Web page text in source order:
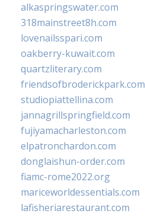
alkaspringswater.com
318mainstreet8h.com
lovenailsspari.com
oakberry-kuwait.com
quartzliterary.com
friendsofbroderickpark.com
studiopiattellina.com
jannagrillspringfield.com
fujiyamacharleston.com
elpatronchardon.com
donglaishun-order.com
fiamc-rome2022.org
mariceworldessentials.com
lafisheriarestaurant.com